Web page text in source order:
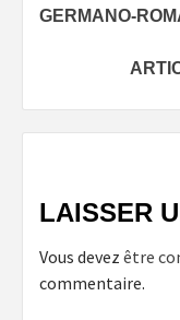
GERMANO-
LAISSER
Vous devez être
commentaire.